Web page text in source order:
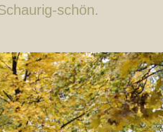
schön.